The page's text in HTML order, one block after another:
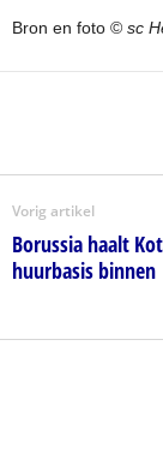
Bron en foto © sc
Vorig artikel
Borussia haalt
huurbasis binnen